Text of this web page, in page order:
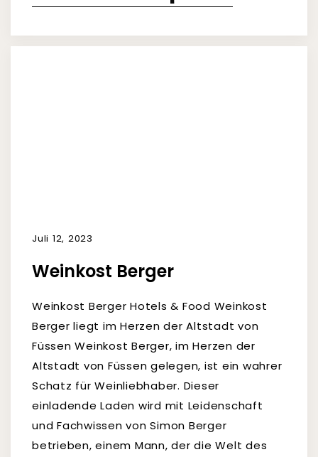
Juli 12, 2023
Weinkost Berger
Weinkost Berger Hotels & Food Weinkost
Berger liegt im Herzen der Altstadt von
Füssen Weinkost Berger, im Herzen der
Altstadt von Füssen gelegen, ist ein wahrer
Schatz für Weinliebhaber. Dieser
einladende Laden wird mit Leidenschaft
und Fachwissen von Simon Berger
betrieben, einem Mann, der die Welt des